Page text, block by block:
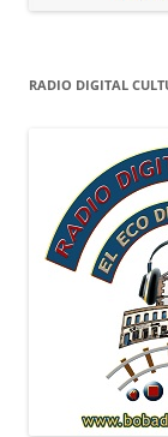
RADIO DIGITAL